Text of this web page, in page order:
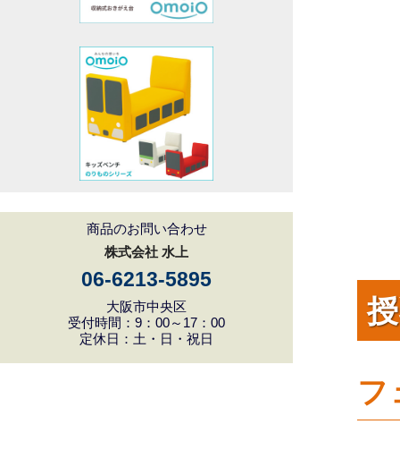
商品のお問い合わせ
株式会社 水上
06-6213-5895
大阪市中央区
受付時間：9：00～17：00
定休日：土・日・祝日
フ